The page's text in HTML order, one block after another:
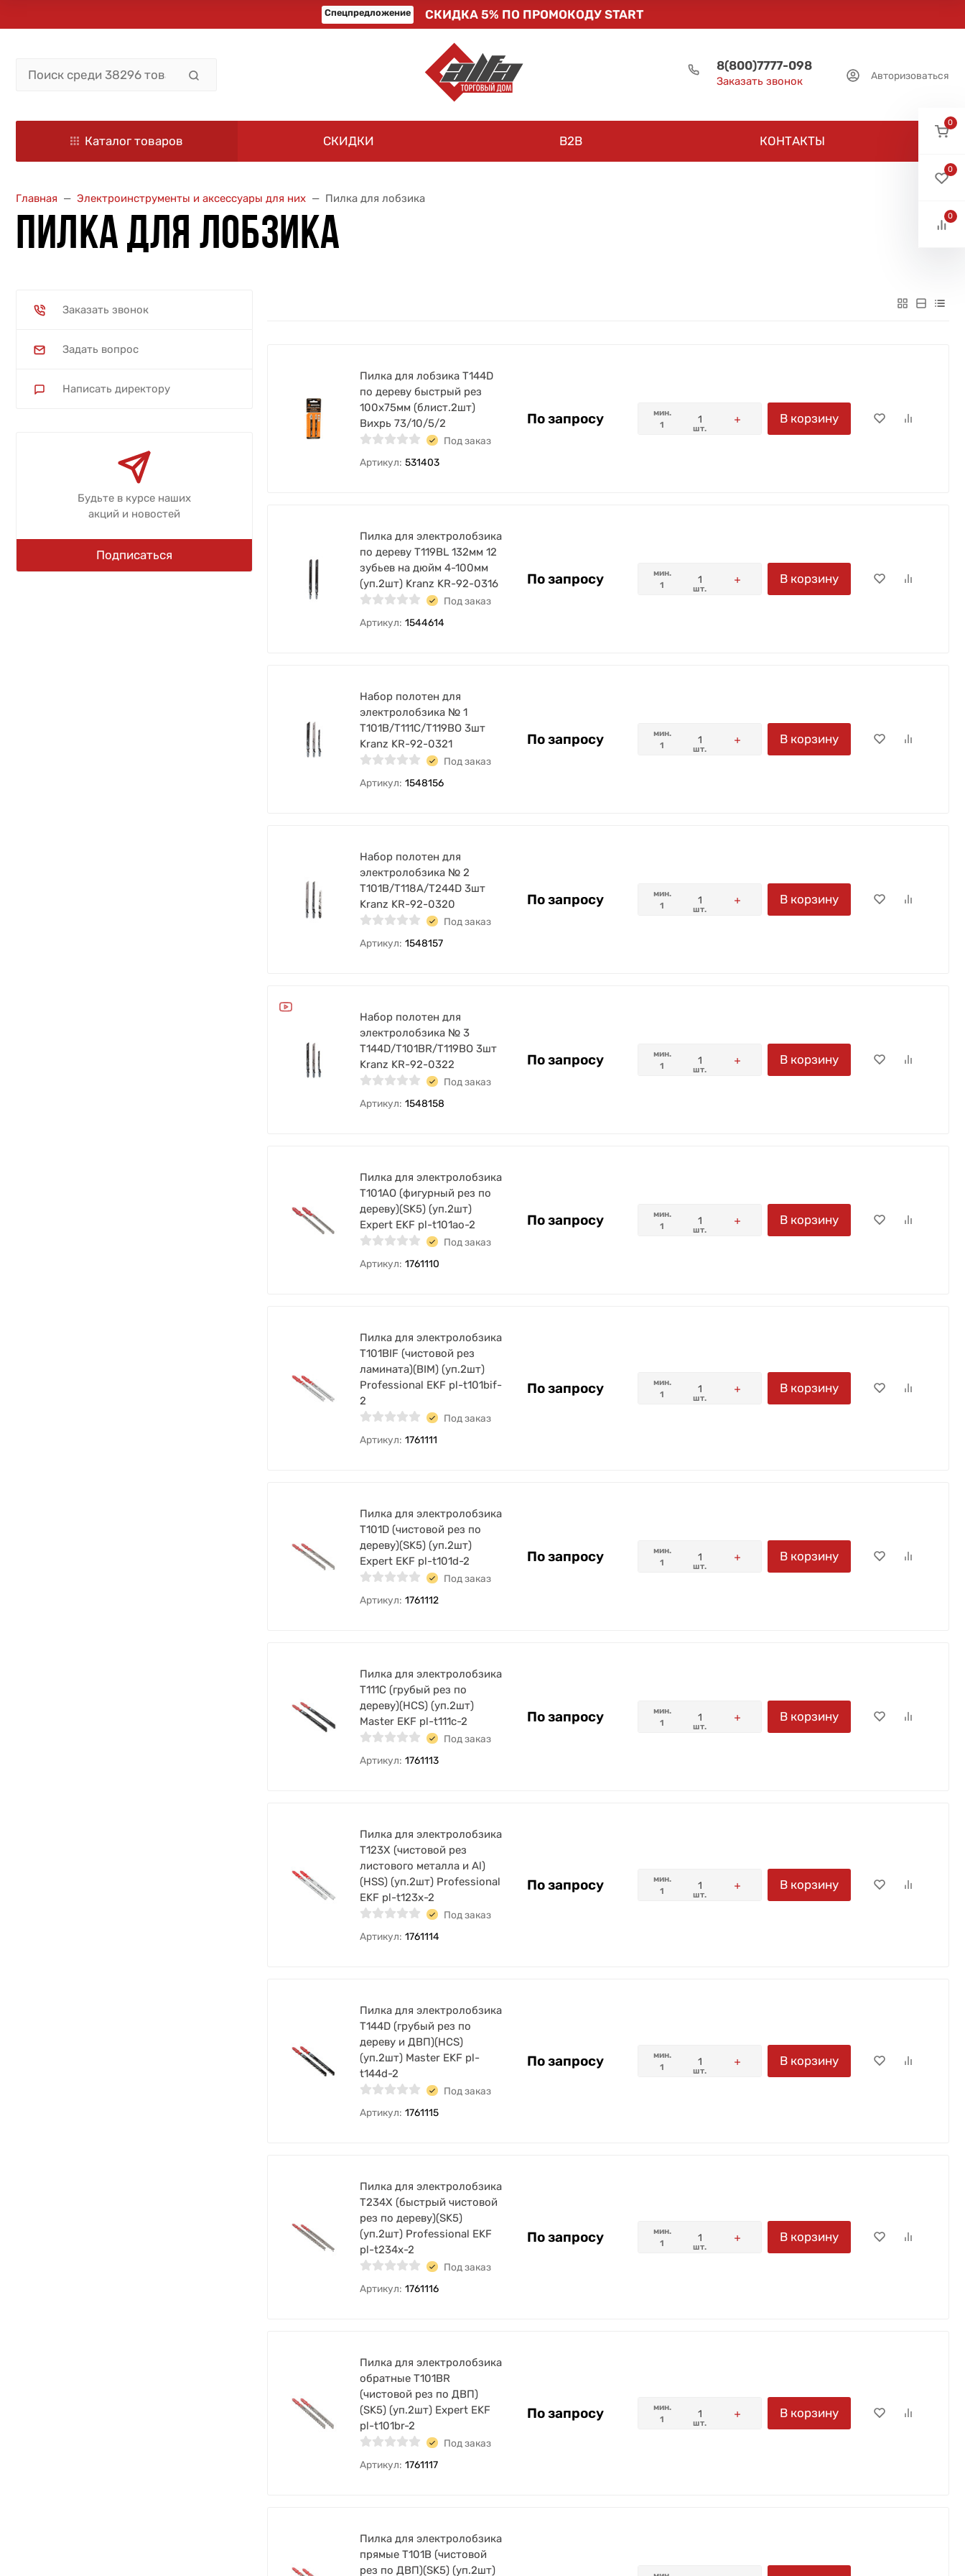
Спецпредложение СКИДКА 5% ПО ПРОМОКОДУ START
8(800)7777-098
Заказать звонок Авторизоваться
Каталог товаров СКИДКИ B2B КОНТАКТЫ
Главная Электроинструменты и аксессуары для них Пилка для лобзика
ПИЛКА ДЛЯ ЛОБЗИКА
Заказать звонок
Задать вопрос
Написать директору
Будьте в курсе наших
акций и новостей
Подписаться
Пилка для лобзика Т144D
по дереву быстрый рез
100х75мм (блист.2шт)
Вихрь 73/10/5/2
Под заказ
Артикул: 531403
По запросу
мин.
1
шт.
В корзину
Пилка для электролобзика
по дереву T119BL 132мм 12
зубьев на дюйм 4-100мм
(уп.2шт) Kranz KR-92-0316
Под заказ
Артикул: 1544614
По запросу
мин.
1
шт.
В корзину
Набор полотен для
электролобзика № 1
T101B/T111C/T119BO 3шт
Kranz KR-92-0321
Под заказ
Артикул: 1548156
По запросу
мин.
1
шт.
В корзину
Набор полотен для
электролобзика № 2
T101B/T118A/T244D 3шт
Kranz KR-92-0320
Под заказ
Артикул: 1548157
По запросу
мин.
1
шт.
В корзину
Набор полотен для
электролобзика № 3
T144D/T101BR/T119BO 3шт
Kranz KR-92-0322
Под заказ
Артикул: 1548158
По запросу
мин.
1
шт.
В корзину
Пилка для электролобзика
T101AO (фигурный рез по
дереву)(SK5) (уп.2шт)
Expert EKF pl-t101ao-2
Под заказ
Артикул: 1761110
По запросу
мин.
1
шт.
В корзину
Пилка для электролобзика
T101BIF (чистовой рез
ламината)(BIM) (уп.2шт)
Professional EKF pl-t101bif-
2
Под заказ
Артикул: 1761111
По запросу
мин.
1
шт.
В корзину
Пилка для электролобзика
T101D (чистовой рез по
дереву)(SK5) (уп.2шт)
Expert EKF pl-t101d-2
Под заказ
Артикул: 1761112
По запросу
мин.
1
шт.
В корзину
Пилка для электролобзика
T111C (грубый рез по
дереву)(HCS) (уп.2шт)
Master EKF pl-t111c-2
Под заказ
Артикул: 1761113
По запросу
мин.
1
шт.
В корзину
Пилка для электролобзика
T123X (чистовой рез
листового металла и Al)
(HSS) (уп.2шт) Professional
EKF pl-t123x-2
Под заказ
Артикул: 1761114
По запросу
мин.
1
шт.
В корзину
Пилка для электролобзика
T144D (грубый рез по
дереву и ДВП)(HCS)
(уп.2шт) Master EKF pl-
t144d-2
Под заказ
Артикул: 1761115
По запросу
мин.
1
шт.
В корзину
Пилка для электролобзика
T234X (быстрый чистовой
рез по дереву)(SK5)
(уп.2шт) Professional EKF
pl-t234x-2
Под заказ
Артикул: 1761116
По запросу
мин.
1
шт.
В корзину
Пилка для электролобзика
обратные T101BR
(чистовой рез по ДВП)
(SK5) (уп.2шт) Expert EKF
pl-t101br-2
Под заказ
Артикул: 1761117
По запросу
мин.
1
шт.
В корзину
Пилка для электролобзика
прямые T101B (чистовой
рез по ДВП)(SK5) (уп.2шт)
0
0
0